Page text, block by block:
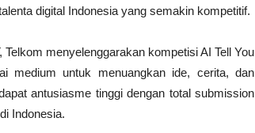
digital Indonesia yang semakin kompetitif.
menyelenggarakan kompetisi AI Tell You
medium untuk menuangkan ide, cerita, dan
antusiasme tinggi dengan total submission
Indonesia.